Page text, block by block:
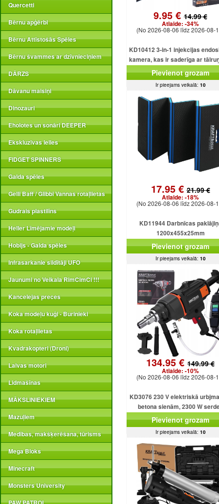
Quercetti
Bērnu apģērbi
Bērnu Attīstošās Spēles
Bērnu švammes ar dzīvnieciņiem
DĀRZS
Dāvanu maisiņi
Dinozauri
Eholotes un sonāri DEEPER
Ekskluzīvas lelles
FIDGET SPINNERS
Galda spēles
Gelli Baff / Glibbi Vannas rotaļlietas
Gudrais plastilīns
Heller Līmējamie modeļi
Hobijs - Galda spēles
Infrasarkanie sildītāji UFO
Jaunumi no Veikala RimCimCi !!!
Kancelejas preces
Koka modeļu kuģi - Burinieki
Koka rotaļlietas
Kvadrakopteri (Droni)
Laivas motori
Lidmašīnas
MĀKSLINIEKIEM
Mazuļiem
Medības, makšķerēšana, tūrisms
Mega Bloks
Minecraft
Monsters University
9.95 € 14.99 €
Atlaide: -34%
(No 2026-08-06 līdz 2026-08-
KD10412 3-in-1 injekcijas
kamera, kas ir saderīga ar
USB, Android, iOS, Windows
Pievienot grozam
Ir pieejams veikalā: 10
17.95 €21.99 €
Atlaide: -18%
(No 2026-08-06 līdz 2026-08-
KD11944 Darbnīcas
1200x455x25mm
Pievienot grozam
Ir pieejams veikalā: 10
134.95 € 149.99 €
Atlaide: -10%
(No 2026-08-06 līdz 2026-08-
KD3076 230 V elektriskā
betona sienām, 2300 W
urbjmašīna ar dzesēšanu
Pievienot grozam
Ir pieejams veikalā: 10